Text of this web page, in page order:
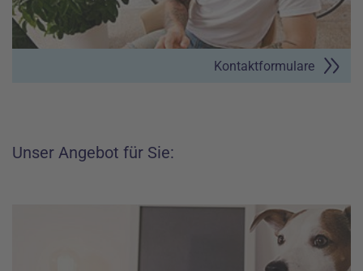
Kontaktformulare
Unser Angebot für Sie: